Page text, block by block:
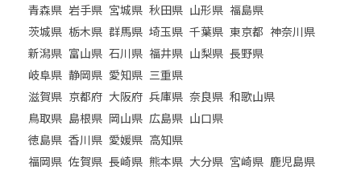
青森県 岩手県 宮城県 秋田県 山形県 福島県
茨城県 栃木県 群馬県 埼玉県 千葉県 東京都 神奈川県
新潟県 富山県 石川県 福井県 山梨県 長野県
岐阜県 静岡県 愛知県 三重県
滋賀県 京都府 大阪府 兵庫県 奈良県 和歌山県
鳥取県 島根県 岡山県 広島県 山口県
徳島県 香川県 愛媛県 高知県
福岡県 佐賀県 長崎県 熊本県 大分県 宮崎県 鹿児島県